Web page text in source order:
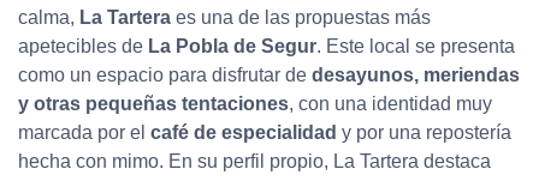
calma, La Tartera es una de las propuestas más
apetecibles de La Pobla de Segur. Este local se presenta
como un espacio para disfrutar de desayunos, meriendas
y otras pequeñas tentaciones, con una identidad muy
marcada por el café de especialidad y por una repostería
hecha con mimo. En su perfil propio, La Tartera destaca